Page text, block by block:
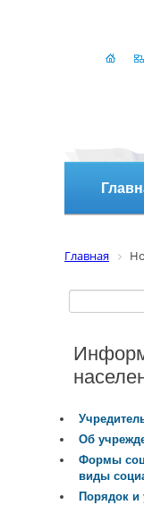
Главная
Об
Формы
виды
Порядок и